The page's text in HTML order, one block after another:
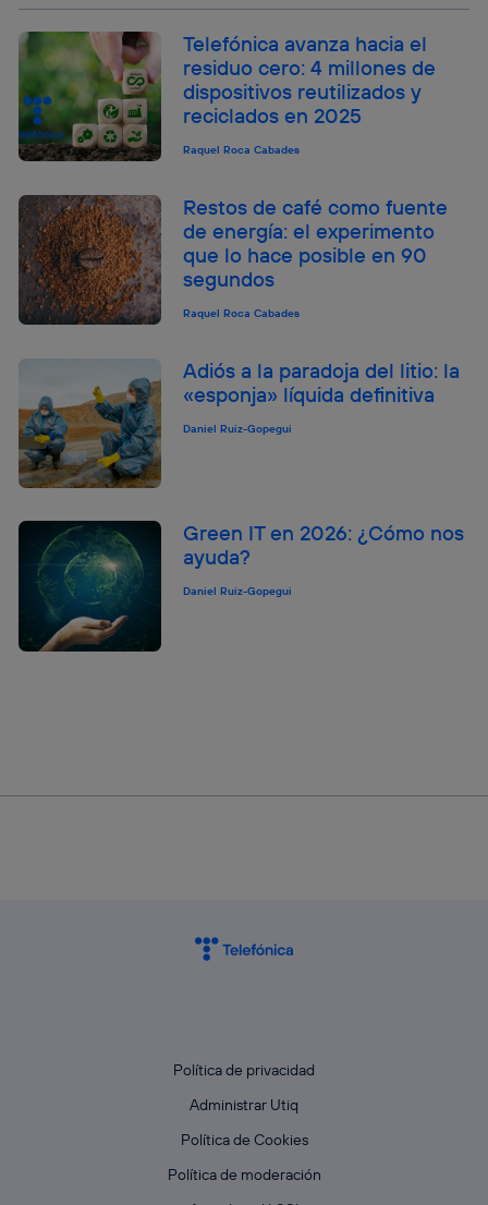
Telefónica avanza hacia el
residuo cero: 4 millones de
dispositivos reutilizados y
reciclados en 2025
Raquel Roca Cabades
Restos de café como fuente
de energía: el experimento
que lo hace posible en 90
segundos
Raquel Roca Cabades
Adiós a la paradoja del litio: la
«esponja» líquida definitiva
Daniel Ruiz-Gopegui
Green IT en 2026: ¿Cómo nos
ayuda?
Daniel Ruiz-Gopegui
Política de privacidad
Administrar Utiq
Política de Cookies
Política de moderación